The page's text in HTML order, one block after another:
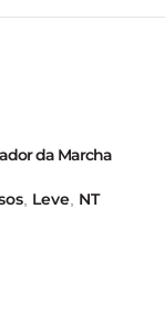
da Marcha
de Ignição,
, Leve, NT